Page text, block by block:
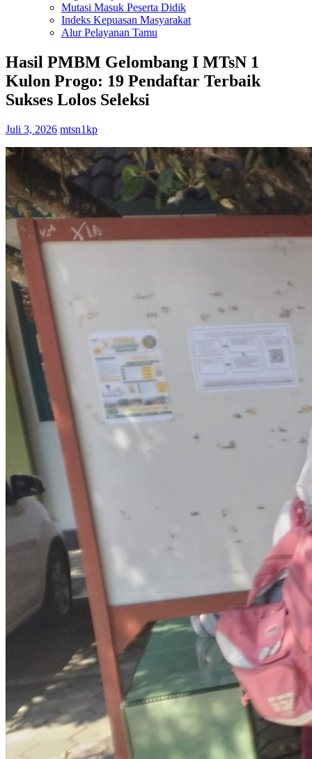
Mutasi Masuk Peserta Didik
Indeks Kepuasan Masyarakat
Alur Pelayanan Tamu
Hasil PMBM Gelombang I MTsN 1
Kulon Progo: 19 Pendaftar Terbaik
Sukses Lolos Seleksi
Juli 3, 2026 mtsn1kp